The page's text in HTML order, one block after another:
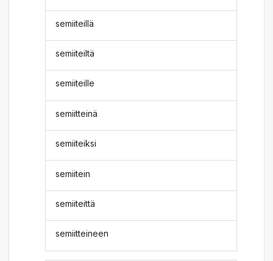
semiiteillä
semiiteiltä
semiiteille
semiitteinä
semiiteiksi
semiitein
semiiteittä
semiitteineen